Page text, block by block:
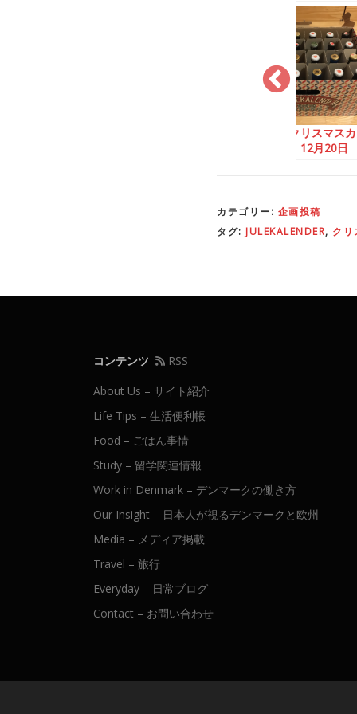
ビール版クリスマスカ
レンダー：12月20日
カテゴリー: 企画投稿
タグ: JULEKALENDER, クリ
コンテンツ
RSS
About Us – サイト紹介
Life Tips – 生活便利帳
Food – ごはん事情
Study – 留学関連情報
Work in Denmark – デンマークの働き方
Our Insight – 日本人が視るデンマークと欧州
Media – メディア掲載
Travel – 旅行
Everyday – 日常ブログ
Contact – お問い合わせ